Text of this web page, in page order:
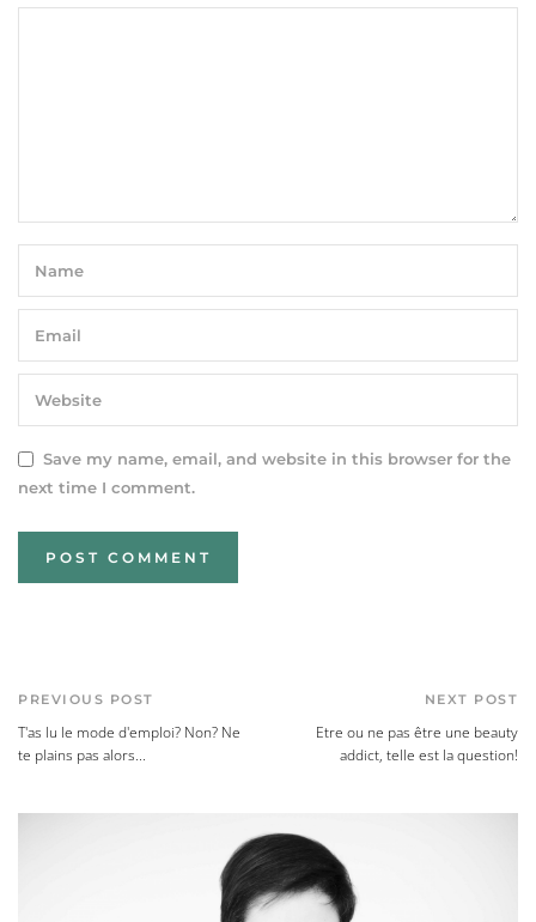
Save my name, email, and website in this browser for the
next time I comment.
PREVIOUS POST
T'as lu le mode d'emploi? Non? Ne
te plains pas alors...
NEXT POST
Etre ou ne pas être une beauty
addict, telle est la question!